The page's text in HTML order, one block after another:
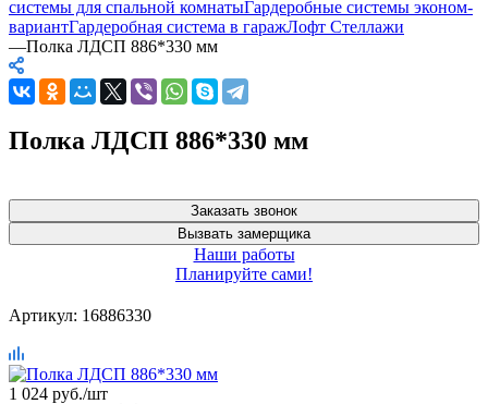
системы для спальной комнатыГардеробные системы эконом-
вариантГардеробная система в гаражЛофт Стеллажи
—Полка ЛДСП 886*330 мм
Полка ЛДСП 886*330 мм
Заказать звонок
Вызвать замерщика
Наши работы
Планируйте сами!
Артикул: 16886330
1 024 руб./шт